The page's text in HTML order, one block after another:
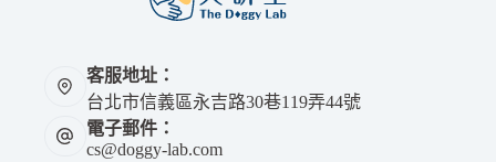
客服地址：
台北市信義區永吉路30巷119弄44號
電子郵件：
cs@doggy-lab.com